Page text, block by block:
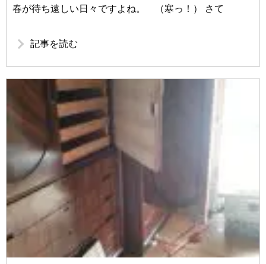
春が待ち遠しい日々ですよね。 （寒っ！） さて
記事を読む